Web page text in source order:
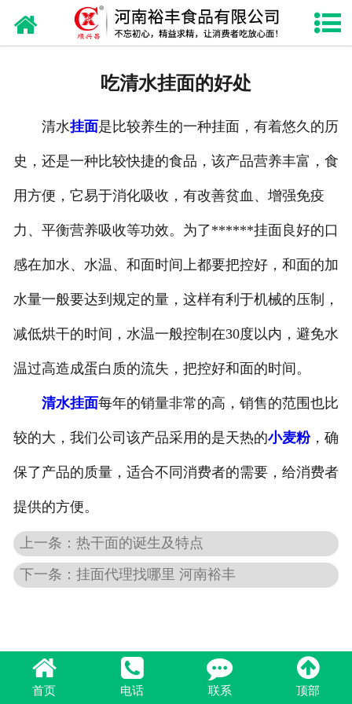
网站首页
联系我们
吃清水挂面的好处
清水挂面是比较养生的一种挂面，有着悠久的历
史，还是一种比较快捷的食品，该产品营养丰富，食
用方便，它易于消化吸收，有改善贫血、增强免疫
力、平衡营养吸收等功效。为了******挂面良好的口
感在加水、水温、和面时间上都要把控好，和面的加
水量一般要达到规定的量，这样有利于机械的压制，
减低烘干的时间，水温一般控制在30度以内，避免水
温过高造成蛋白质的流失，把控好和面的时间。
清水挂面每年的销量非常的高，销售的范围也比
较的大，我们公司该产品采用的是天热的小麦粉，确
保了产品的质量，适合不同消费者的需要，给消费者
提供的方便。
上一条：热干面的诞生及特点
下一条：挂面代理找哪里 河南裕丰
首页 电话 联系 顶部